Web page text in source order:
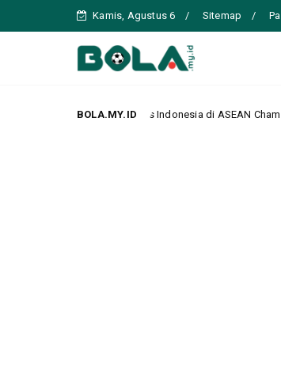
Kamis, Agustus 6 Sitemap
BOLA.MY.ID
Singapura vs Indonesia di ASEAN Championship 2026: